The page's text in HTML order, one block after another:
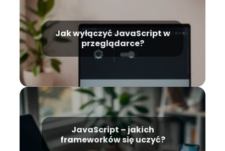
Jak wyłączyć JavaScript w
przeglądarce?
JavaScript – jakich
frameworków się uczyć?